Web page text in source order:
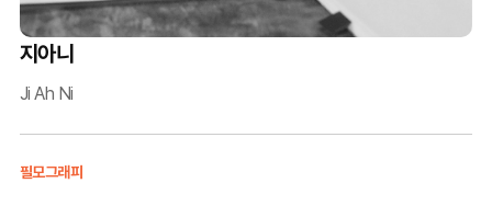
지아니
Ji Ah Ni
필모그래피